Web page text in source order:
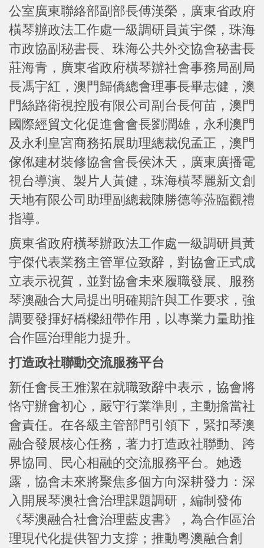
公室廣東聯絡部副部長傅漢榮，廣東省政府
橫琴辦政法工作處一級調研員黃宇傑，珠海
市政協副秘書長、珠海公共外交協會秘書長
莊海青，廣東省政府橫琴辦社會事務局副局
長馮宇紅，澳門歸僑總會理事長畢志健，澳
門絲路衛視控股有限公司副台長何苗，澳門
國際經貿文化促進會會長劉潤雄，永利澳門
及永利皇宮商務拓展助理總裁倪孟正，澳門
傢俬建材裝修協會會長侯沐天，廣東廣播電
視台導演、製片人黃健，珠海橫琴麗新文創
天地有限公司助理副總裁陳勝德等蒞臨觀禮
指導。
廣東省政府橫琴辦政法工作處一級調研員黃
宇傑代表業務主管單位致辭，對協會正式成
立表示祝賀，並對協會未來履職發展、服務
琴澳融合大局提出明確期許與工作要求，強
調要發揮好橋樑紐帶作用，以專業力量助推
合作區治理能力提升。
打造政社聯動交流服務平台
新任會長王雅潔在就職致辭中表示，協會將
恪守辦會初心，嚴守行業準則，主動擔當社
會責任。在各級主管部門引領下，緊扣琴澳
融合發展核心任務，著力打造政社聯動、跨
界協同、民心相融的交流服務平台。她透
露，協會未來將聚焦多個方向深耕發力：深
入開展琴澳社會治理課題調研，編制發佈
《琴澳融合社會治理藍皮書》，為合作區治
理現代化提供智力支撐；推動粵澳融合創